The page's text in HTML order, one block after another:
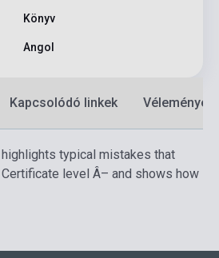
Könyv
Angol
Kapcsolódó linkek Vélemények
typical mistakes that
level Â– and shows how